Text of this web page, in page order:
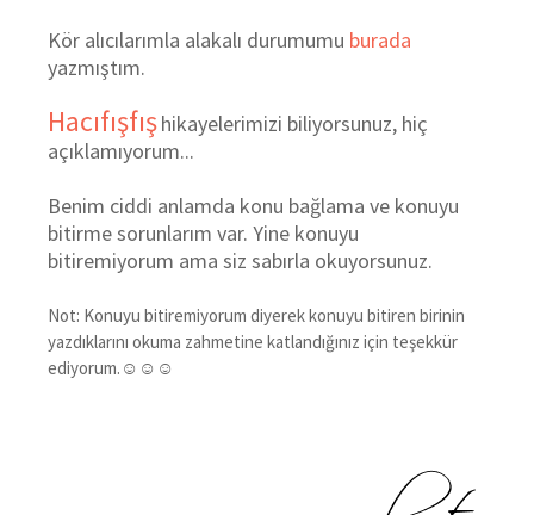
Kör alıcılarımla alakalı durumumu burada
yazmıştım.
Hacıfışfışhikayelerimizi biliyorsunuz, hiç
açıklamıyorum...
Benim ciddi anlamda konu bağlama ve konuyu
bitirme sorunlarım var. Yine konuyu
bitiremiyorum ama siz sabırla okuyorsunuz.
Not: Konuyu bitiremiyorum diyerek konuyu bitiren birinin
yazdıklarını okuma zahmetine katlandığınız için teşekkür
ediyorum.☺☺☺